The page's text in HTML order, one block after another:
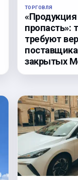
ТОРГОВЛЯ
пропасть»:
требуют
закрытых